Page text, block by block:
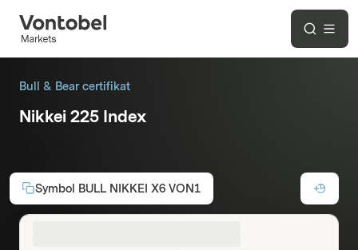
Bull & Bear certifikat
Nikkei 225 Index
Symbol BULL NIKKEI X6 VON1